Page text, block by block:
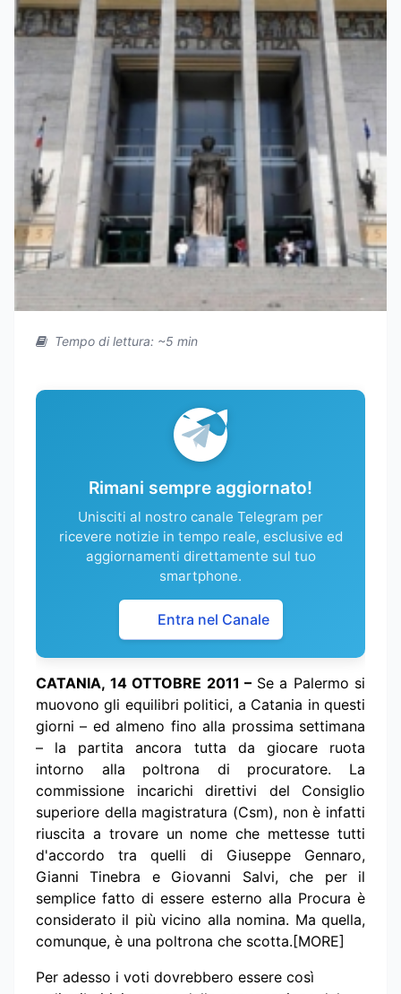
Tempo di lettura: ~5 min
Rimani sempre aggiornato!
Unisciti al nostro canale Telegram per
ricevere notizie in tempo reale, esclusive ed
aggiornamenti direttamente sul tuo
smartphone.
Entra nel Canale
CATANIA, 14 OTTOBRE 2011 – Se a Palermo si
muovono gli equilibri politici, a Catania in questi
giorni – ed almeno fino alla prossima settimana
– la partita ancora tutta da giocare ruota
intorno alla poltrona di procuratore. La
commissione incarichi direttivi del Consiglio
superiore della magistratura (Csm), non è infatti
riuscita a trovare un nome che mettesse tutti
d'accordo tra quelli di Giuseppe Gennaro,
Gianni Tinebra e Giovanni Salvi, che per il
semplice fatto di essere esterno alla Procura è
considerato il più vicino alla nomina. Ma quella,
comunque, è una poltrona che scotta.[MORE]
Per adesso i voti dovrebbero essere così